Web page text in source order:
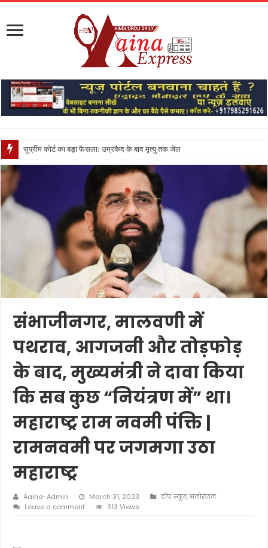
सुप्रीम कोर्ट का बड़ा फैसला: उम्रकैद के बाद मृत्यु तक जेल में रखने की सजा संविधा
संभाजीनगर, मालवणी में
पथराव, आगजनी और तोड़फोड़
के बाद, मुख्यमंत्री ने दावा किया
कि सब कुछ “नियंत्रण में” था।
महाराष्ट्र राम नवमी पंक्ति |
रामनवमी पर जगमगा उठा
महाराष्ट्र
Aaina-Admin March 31, 2023 टॉप न्यूज़,मनोरंजन
Leave a comment
313 Views